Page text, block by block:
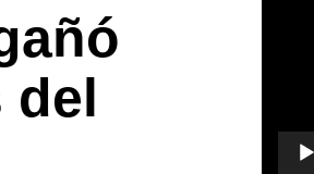
del